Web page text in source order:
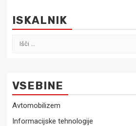
ISKALNIK
Išči:
VSEBINE
Avtomobilizem
Informacijske tehnologije